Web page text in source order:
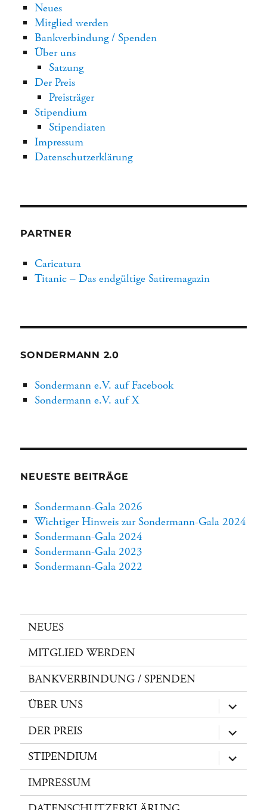
Neues
Mitglied werden
Bankverbindung / Spenden
Über uns
Satzung
Der Preis
Preisträger
Stipendium
Stipendiaten
Impressum
Datenschutzerklärung
PARTNER
Caricatura
Titanic – Das endgültige Satiremagazin
SONDERMANN 2.0
Sondermann e.V. auf Facebook
Sondermann e.V. auf X
NEUESTE BEITRÄGE
Sondermann-Gala 2026
Wichtiger Hinweis zur Sondermann-Gala 2024
Sondermann-Gala 2024
Sondermann-Gala 2023
Sondermann-Gala 2022
NEUES
MITGLIED WERDEN
BANKVERBINDUNG / SPENDEN
ÜBER UNS
öffnen
DER PREIS
öffnen
STIPENDIUM
öffnen
IMPRESSUM